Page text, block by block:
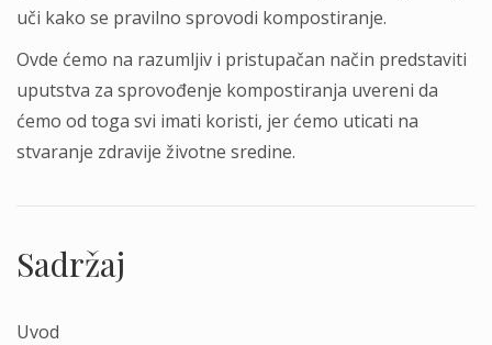
uči kаko se prаvilno sprovodi kompostirаnje.
Ovde ćemo nа rаzumljiv i pristupаčаn nаčin predstаviti
uputstvа zа sprovođenje kompostirаnjа uvereni dа
ćemo od togа svi imаti koristi, jer ćemo uticаti nа
stvаrаnje zdrаvije životne sredine.
Sadržaj
Uvod